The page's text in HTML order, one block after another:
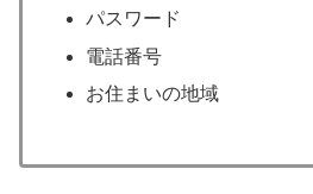
パスワード
電話番号
お住まいの地域